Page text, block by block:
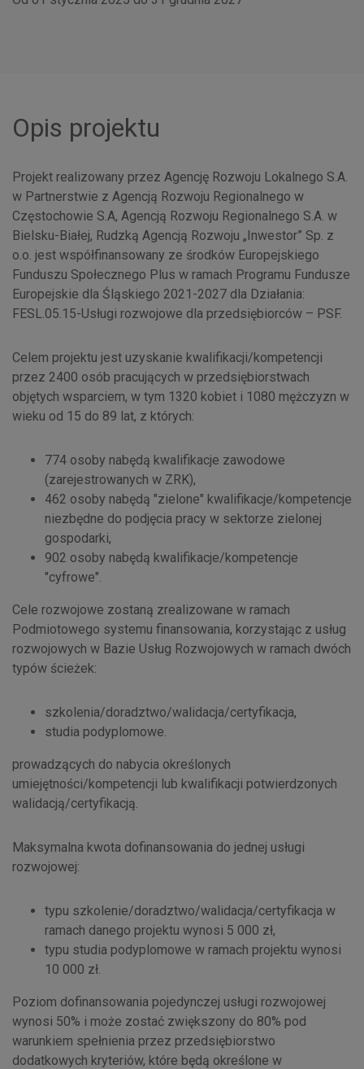
Opis projektu
Projekt realizowany przez Agencję Rozwoju Lokalnego S.A.
w Partnerstwie z Agencją Rozwoju Regionalnego w
Częstochowie S.A, Agencją Rozwoju Regionalnego S.A. w
Bielsku-Białej, Rudzką Agencją Rozwoju „Inwestor” Sp. z
o.o. jest współfinansowany ze środków Europejskiego
Funduszu Społecznego Plus w ramach Programu Fundusze
Europejskie dla Śląskiego 2021-2027 dla Działania:
FESL.05.15-Usługi rozwojowe dla przedsiębiorców – PSF.
Celem projektu jest uzyskanie kwalifikacji/kompetencji
przez 2400 osób pracujących w przedsiębiorstwach
objętych wsparciem, w tym 1320 kobiet i 1080 mężczyzn w
wieku od 15 do 89 lat, z których:
774 osoby nabędą kwalifikacje zawodowe
(zarejestrowanych w ZRK),
462 osoby nabędą "zielone" kwalifikacje/kompetencje
niezbędne do podjęcia pracy w sektorze zielonej
gospodarki,
902 osoby nabędą kwalifikacje/kompetencje
"cyfrowe".
Cele rozwojowe zostaną zrealizowane w ramach
Podmiotowego systemu finansowania, korzystając z usług
rozwojowych w Bazie Usług Rozwojowych w ramach dwóch
typów ścieżek:
szkolenia/doradztwo/walidacja/certyfikacja,
studia podyplomowe.
prowadzących do nabycia określonych
umiejętności/kompetencji lub kwalifikacji potwierdzonych
walidacją/certyfikacją.
Maksymalna kwota dofinansowania do jednej usługi
rozwojowej:
typu szkolenie/doradztwo/walidacja/certyfikacja w
ramach danego projektu wynosi 5 000 zł,
typu studia podyplomowe w ramach projektu wynosi
10 000 zł.
Poziom dofinansowania pojedynczej usługi rozwojowej
wynosi 50% i może zostać zwiększony do 80% pod
warunkiem spełnienia przez przedsiębiorstwo
dodatkowych kryteriów, które będą określone w